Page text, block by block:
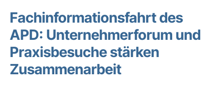
Fachinformationsfahrt des
APD: Unternehmerforum und
Praxisbesuche stärken
Zusammenarbeit